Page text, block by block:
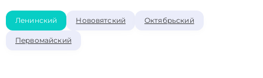
Ленинский Нововятский Октябрьский
Первомайский